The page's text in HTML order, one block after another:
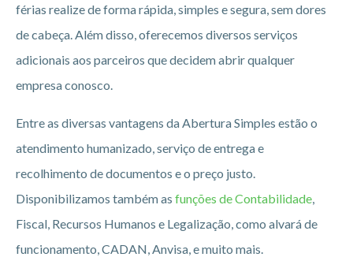
férias realize de forma rápida, simples e segura, sem dores
de cabeça. Além disso, oferecemos diversos serviços
adicionais aos parceiros que decidem abrir qualquer
empresa conosco.
Entre as diversas vantagens da Abertura Simples estão o
atendimento humanizado, serviço de entrega e
recolhimento de documentos e o preço justo.
Disponibilizamos também as funções de Contabilidade
Fiscal, Recursos Humanos e Legalização, como alvará de
funcionamento, CADAN, Anvisa, e muito mais.